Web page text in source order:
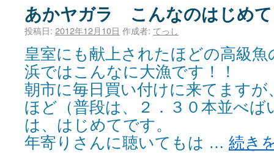
あかヤガラ こんなのはじめ
投稿日: 2012年12月10日 作成者: てっし
皇室にも献上されたほどの高級
浜ではこんなに大漁です！！
朝市に毎日買い付けに来てます
ほど（普段は、２．３０本並べば
は、はじめてです。
年寄りさんに聴いてもは … 続き